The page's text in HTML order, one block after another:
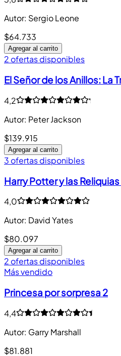
Autor: Sergio Leone
$64.733
Agregar al carrito
2 ofertas disponibles
El Señor de los Anillos: La
4,2
Autor: Peter Jackson
$139.915
Agregar al carrito
3 ofertas disponibles
Harry Potter y las
4,0
Autor: David Yates
$80.097
Agregar al carrito
2 ofertas disponibles
Más vendido
Princesa por sorpresa 2
4,4
Autor: Garry Marshall
$81.881